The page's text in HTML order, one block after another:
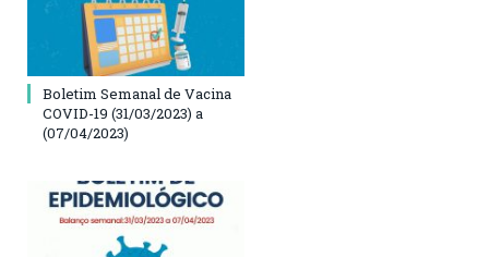
Boletim Semanal de Vacina
COVID-19 (31/03/2023) a
(07/04/2023)